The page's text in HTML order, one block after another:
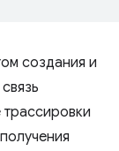
создания и
трассировки